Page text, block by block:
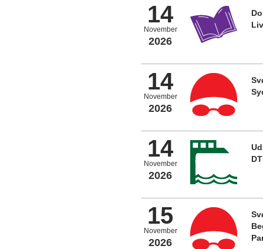
14
November
2026
14
November
2026
14
November
2026
15
November
2026